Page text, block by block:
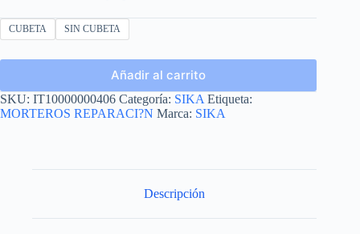
CUBETA SIN CUBETA
Añadir al carrito
SKU: IT10000000406 Categoría: SIKA Etiqueta:
MORTEROS REPARACI?N Marca: SIKA
Descripción